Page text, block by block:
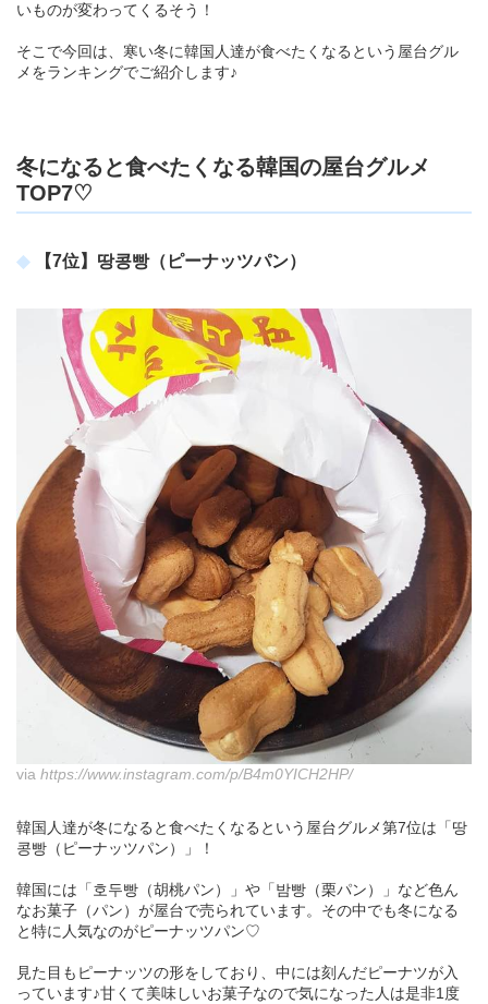
いものが変わってくるそう！
そこで今回は、寒い冬に韓国人達が食べたくなるという屋台グル
メをランキングでご紹介します♪
冬になると食べたくなる韓国の屋台グルメ
TOP7♡
【7位】땅콩빵（ピーナッツパン）
via https://www.instagram.com/p/B4m0YICH2HP/
韓国人達が冬になると食べたくなるという屋台グルメ第7位は「땅
콩빵（ピーナッツパン）」！
韓国には「호두빵（胡桃パン）」や「밤빵（栗パン）」など色ん
なお菓子（パン）が屋台で売られています。その中でも冬になる
と特に人気なのがピーナッツパン♡
見た目もピーナッツの形をしており、中には刻んだピーナツが入
っています♪甘くて美味しいお菓子なので気になった人は是非1度